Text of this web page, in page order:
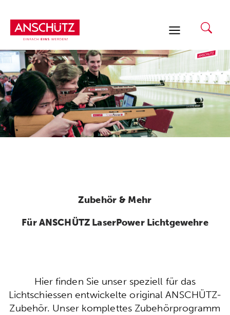
Inhalt
springen
Zubehör & Mehr
Für ANSCHÜTZ LaserPower Lichtgewehre
Hier finden Sie unser speziell für das
Lichtschiessen entwickelte original ANSCHÜTZ-
Zubehör. Unser komplettes Zubehörprogramm